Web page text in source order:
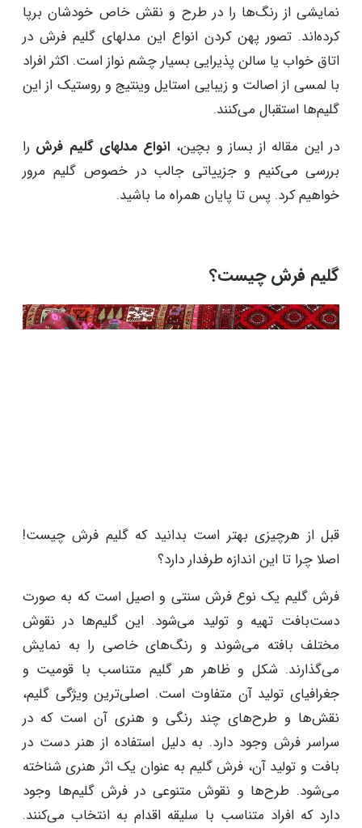
نمایشی از رنگ‌ها را در طرح و نقش خاص خودشان برپا
کرده‌اند. تصور پهن کردن انواع این مدلهای گلیم فرش در
اتاق خواب یا سالن پذیرایی بسیار چشم نواز است. اکثر افراد
با لمسی از اصالت و زیبایی استایل وینتیج و روستیک از این
گلیم‌ها استقبال می‌کنند.
در این مقاله از بساز و بچین،انواع مدلهای گلیم فرشرا
بررسی می‌کنیم و جزییاتی جالب در خصوص گلیم مرور
خواهیم کرد. پس تا پایان همراه ما باشید.
گلیم فرش چیست؟
قبل از هرچیزی بهتر است بدانید که گلیم فرش چیست!
اصلا چرا تا این اندازه طرفدار دارد؟
فرش گلیم یک نوع فرش سنتی و اصیل است که به صورت
دست‌بافت تهیه و تولید می‌شود. این گلیم‌ها در نقوش
مختلف بافته می‌شوند و رنگ‌های خاصی را به نمایش
می‌گذارند. شکل و ظاهر هر گلیم متناسب با قومیت و
جغرافیای تولید آن متفاوت است. اصلی‌ترین ویژگی گلیم،
نقش‌ها و طرح‌های چند رنگی و هنری آن است که در
سراسر فرش وجود دارد. به دلیل استفاده از هنر دست در
بافت و تولید آن، فرش گلیم به عنوان یک اثر هنری شناخته
می‌شود. طرح‌ها و نقوش متنوعی در فرش گلیم‌ها وجود
دارد که افراد متناسب با سلیقه اقدام به انتخاب می‌کنند.